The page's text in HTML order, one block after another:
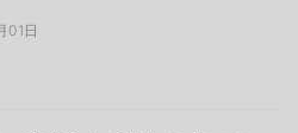
01日